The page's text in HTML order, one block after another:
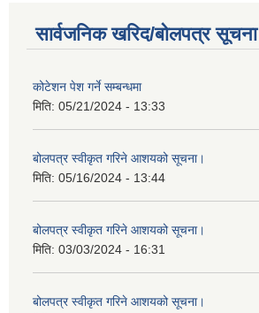
सार्वजनिक खरिद/बोलपत्र सूचना
कोटेशन पेश गर्ने सम्बन्धमा
मिति: 05/21/2024 - 13:33
बोलपत्र स्वीकृत गरिने आशयको सूचना।
मिति: 05/16/2024 - 13:44
बोलपत्र स्वीकृत गरिने आशयको सूचना।
मिति: 03/03/2024 - 16:31
बोलपत्र स्वीकृत गरिने आशयको सूचना।